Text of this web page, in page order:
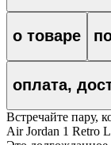
о товаре
оплата,
Встречайте пару,
Air Jordan 1 Retro